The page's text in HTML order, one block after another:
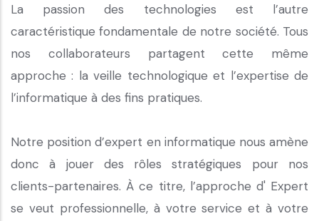
La passion des technologies est l’autre
caractéristique fondamentale de notre société. Tous
nos collaborateurs partagent cette même
approche : la veille technologique et l’expertise de
l’informatique à des fins pratiques.
Notre position d’expert en informatique nous amène
donc à jouer des rôles stratégiques pour nos
clients-partenaires. À ce titre, l’approche d' Expert
se veut professionnelle, à votre service et à votre